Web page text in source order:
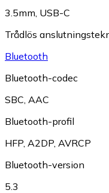
3.5mm USB-C
Trådlös
Bluetooth
Bluetooth-codec
SBC AAC
Bluetooth-profil
HFP A2DP AVRCP
Bluetooth-version
5.3